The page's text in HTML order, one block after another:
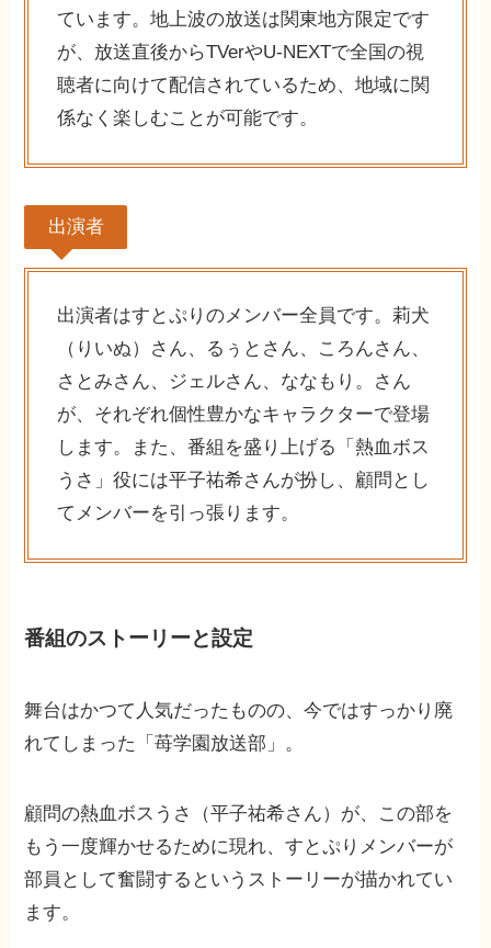
ています。地上波の放送は関東地方限定です
が、放送直後からTVerやU-NEXTで全国の視
聴者に向けて配信されているため、地域に関
係なく楽しむことが可能です。
出演者
出演者はすとぷりのメンバー全員です。莉犬
（りいぬ）さん、るぅとさん、ころんさん、
さとみさん、ジェルさん、ななもり。さん
が、それぞれ個性豊かなキャラクターで登場
します。また、番組を盛り上げる「熱血ボス
うさ」役には平子祐希さんが扮し、顧問とし
てメンバーを引っ張ります。
番組のストーリーと設定
舞台はかつて人気だったものの、今ではすっかり廃
れてしまった「苺学園放送部」。
顧問の熱血ボスうさ（平子祐希さん）が、この部を
もう一度輝かせるために現れ、すとぷりメンバーが
部員として奮闘するというストーリーが描かれてい
ます。